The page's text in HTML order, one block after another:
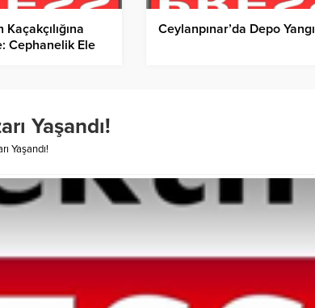
Cephanelik Ele
Ceylanpınar’da Depo
Yaşandı!
Yaşandı!